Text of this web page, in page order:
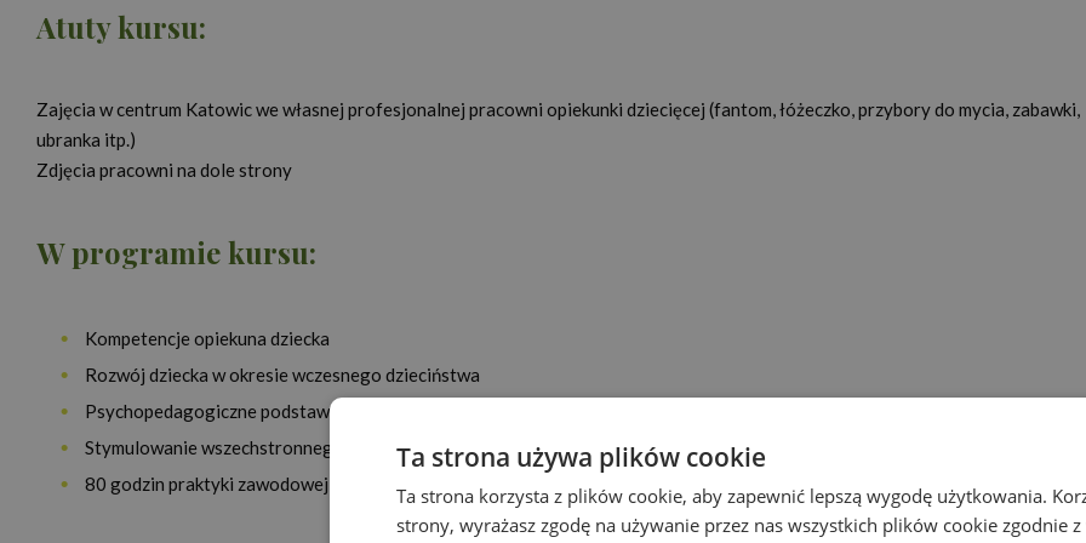
Atuty kursu:
Zajęcia w centrum Katowic we własnej profesjonalnej pracowni opiekunki dziecięcej (fantom, łóżeczko, przybory do mycia, zabawki,
ubranka itp.)
Zdjęcia pracowni na dole strony
W programie kursu:
Kompetencje opiekuna dziecka
Rozwój dziecka w okresie wczesnego dzieciństwa
Psychopedagogiczne podstawy rozwoju jednostki
Stymulowanie wszechstronnego rozwoju dziecka
80 godzin praktyki zawodowej w żłobku (zajęcia w tygodniu
Ta strona używa plików cookie
Ta strona korzysta z plików cookie, aby zapewnić lepszą wygodę użytkowania.
strony, wyrażasz zgodę na używanie przez nas wszystkich plików cookie zgodnie